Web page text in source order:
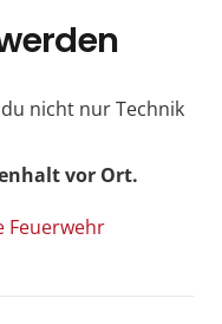
nicht nur Technik
vor Ort.
Feuerwehr